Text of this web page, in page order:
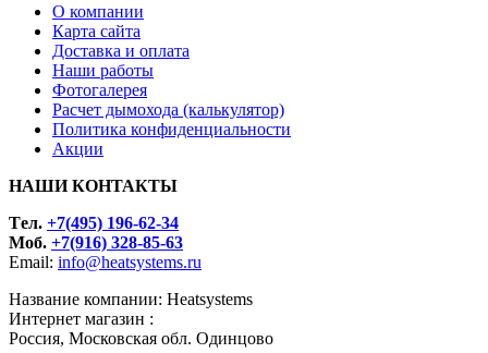
О компании
Карта сайта
Доставка и оплата
Наши работы
Фотогалерея
Расчет дымохода (калькулятор)
Политика конфиденциальности
Акции
НАШИ КОНТАКТЫ
Tел. +7(495) 196-62-34
Моб. +7(916) 328-85-63
Email: info@heatsystems.ru
Название компании: Heatsystems
Интернет магазин :
Россия, Московская обл. Одинцово